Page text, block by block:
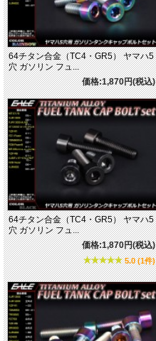
64チタン合金（TC4・GR5） ヤマハ5
穴 ガソリン フュ...
価格:1,870円(税込)
64チタン合金（TC4・GR5） ヤマハ5
穴 ガソリン フュ...
価格:1,870円(税込)
5.0 (1件)